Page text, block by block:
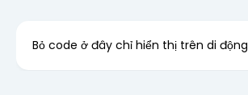
Bỏ code ở đây chỉ hiển thị trên di động